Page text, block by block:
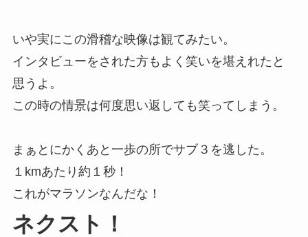
いや実にこの滑稽な映像は観てみたい。
インタビューをされた方もよく笑いを堪えれたと
思うよ。
この時の情景は何度思い返しても笑ってしまう。
まぁとにかくあと一歩の所でサブ３を逃した。
１kmあたり約１秒！
これがマラソンなんだな！
ネクスト！